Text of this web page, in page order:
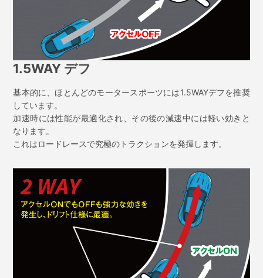
1.5WAY デフ
基本的に、ほとんどのモータースポーツには1.5WAYデフを推奨
しています。
加速時には性能が最適化され、その後の減速中には軽い効きと
なります。
これはロードレースで究極のトラクションを発揮します。